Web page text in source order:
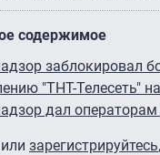
содержимое
заблокировал
"ТНТ-Телесеть"
дал
или зарегистрируйтесь